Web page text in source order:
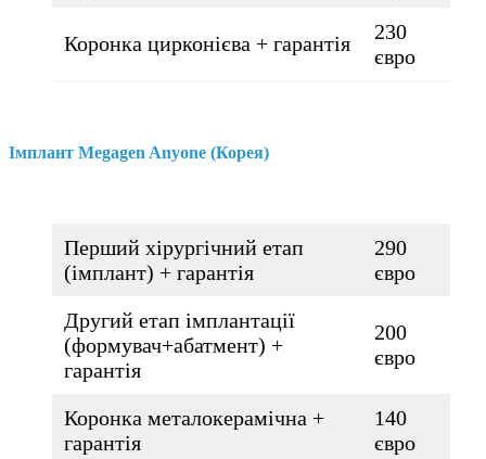
Коронка цирконієва + гарантія
230
євро
Імплант Megagen Anyone (Корея)
Перший хірургічний етап
(імплант) + гарантія
290
євро
Другий етап імплантації
(формувач+абатмент) +
гарантія
200
євро
Коронка металокерамічна +
гарантія
140
євро